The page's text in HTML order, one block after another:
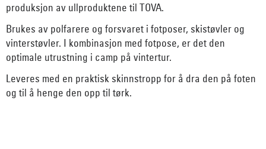
produksjon av ullproduktene til TOVA.
Brukes av polfarere og forsvaret i fotposer, skistøvler og
vinterstøvler. I kombinasjon med fotpose, er det den
optimale utrustning i camp på vintertur.
Leveres med en praktisk skinnstropp for å dra den på foten
og til å henge den opp til tørk.